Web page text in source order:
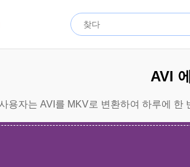
AVI
용자는 AVI를 MKV로 변환하여 하루에 한